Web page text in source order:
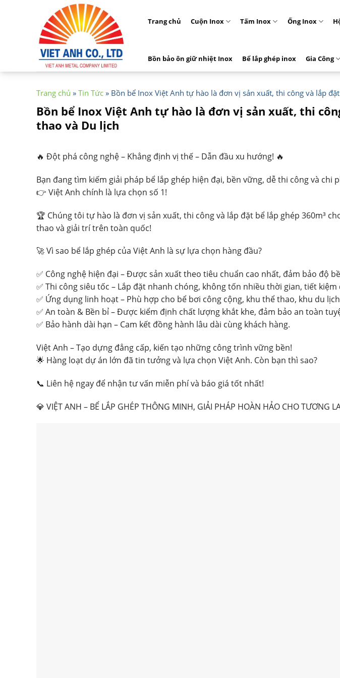
Trang chủ Cuộn Inox Tấm Inox Ống Inox
Bồn bảo ôn giữ nhiệt Inox Bể lắp ghép inox Gia Công
Trang chủ » Tin Tức » Bồn bể Inox Việt Anh tự hào là đơn vị sản xuất, thi công và lắp
Bồn bể Inox Việt Anh tự hào là đơn vị sản xuất, thi
thao và Du lịch
🔥 Đột phá công nghệ – Khẳng định vị thế – Dẫn đầu xu hướng! 🔥
Bạn đang tìm kiếm giải pháp bể lắp ghép hiện đại, bền vững, dễ thi công và chi
👉 Việt Anh chính là lựa chọn số 1!
🏆 Chúng tôi tự hào là đơn vị sản xuất, thi công và lắp đặt bể lắp ghép 360m³
thao và giải trí trên toàn quốc!
🚀 Vì sao bể lắp ghép của Việt Anh là sự lựa chọn hàng đầu?
✅ Công nghệ hiện đại – Được sản xuất theo tiêu chuẩn cao nhất, đảm bảo độ
✅ Thi công siêu tốc – Lắp đặt nhanh chóng, không tốn nhiều thời gian, tiết kiệm
✅ Ứng dụng linh hoạt – Phù hợp cho bể bơi công cộng, khu thể thao, khu du
✅ An toàn & Bền bỉ – Được kiểm định chất lượng khắt khe, đảm bảo an toàn
✅ Bảo hành dài hạn – Cam kết đồng hành lâu dài cùng khách hàng.
Việt Anh – Tạo dựng đẳng cấp, kiến tạo những công trình vững bền!
🌟 Hàng loạt dự án lớn đã tin tưởng và lựa chọn Việt Anh. Còn bạn thì sao?
📞 Liên hệ ngay để nhận tư vấn miễn phí và báo giá tốt nhất!
💎 VIỆT ANH – BỂ LẮP GHÉP THÔNG MINH, GIẢI PHÁP HOÀN HẢO CHO TƯƠNG